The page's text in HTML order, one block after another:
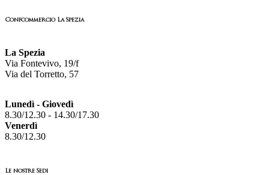
Confcommercio La Spezia
La Spezia
Via Fontevivo, 19/f
Via del Torretto, 57
Lunedì - Giovedì
8.30/12.30 - 14.30/17.30
Venerdì
8.30/12.30
Le nostre Sedi